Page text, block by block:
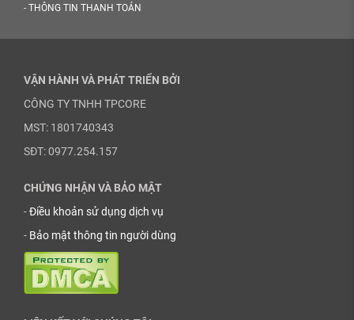
- THÔNG TIN THANH TOÁN
VẬN HÀNH VÀ PHÁT TRIỂN BỞI
CÔNG TY TNHH TPCORE
MST: 1801740343
SĐT: 0977.254.157
CHỨNG NHẬN VÀ BẢO MẬT
-Điều khoản sử dụng dịch vụ
- Bảo mật thông tin người dùng